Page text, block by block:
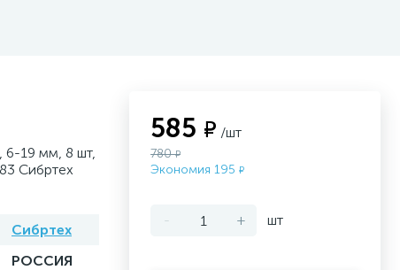
6-19 мм, 8 шт,
Сибртех
Сибртех
РОССИЯ
585 ₽ /шт
780₽
Экономия 195 ₽
- + шт